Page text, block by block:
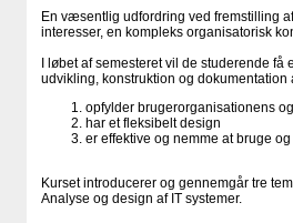
En væsentlig udfordring ved fremstilling
interesser, en kompleks organisatorisk
I løbet af semesteret vil de studerende
udvikling, konstruktion og dokumentation
opfylder brugerorganisationens
har et fleksibelt design
er effektive og nemme at bruge
Kurset introducerer og gennemgår tre
Analyse og design af IT systemer.